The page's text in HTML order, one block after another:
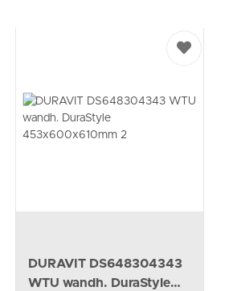
DURAVIT DS648304343
WTU wandh. DuraStyle